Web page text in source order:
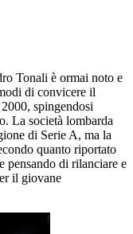
Tonali è ormai noto e
di convicere il
spingendosi
La società lombarda
di Serie A, ma la
quanto riportato
pensando di rilanciare e
il giovane